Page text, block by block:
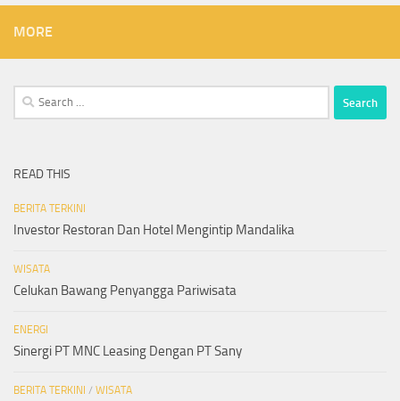
MORE
Search
for:
READ THIS
BERITA TERKINI
Investor Restoran Dan Hotel Mengintip Mandalika
WISATA
Celukan Bawang Penyangga Pariwisata
ENERGI
Sinergi PT MNC Leasing Dengan PT Sany
BERITA TERKINI / WISATA